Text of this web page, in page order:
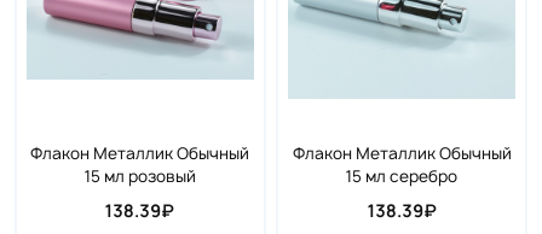
Флакон Металлик Обычный
15 мл розовый
138.39₽
Флакон Металлик Обычный
15 мл серебро
138.39₽